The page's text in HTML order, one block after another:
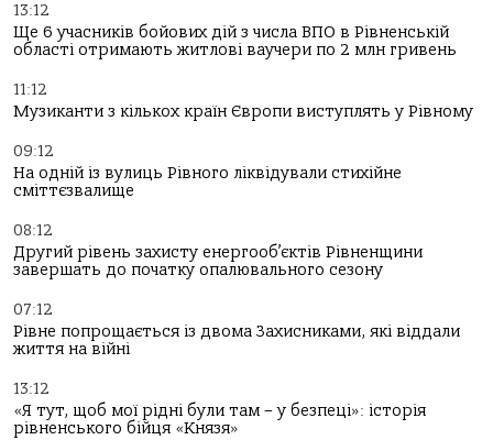
13:12
Ще 6 учасників бойових дій з числа ВПО в Рівненській
області отримають житлові ваучери по 2 млн гривень
11:12
Музиканти з кількох країн Європи виступлять у Рівному
09:12
На одній із вулиць Рівного ліквідували стихійне
сміттєзвалище
08:12
Другий рівень захисту енергооб’єктів Рівненщини
завершать до початку опалювального сезону
07:12
Рівне попрощається із двома Захисниками, які віддали
життя на війні
13:12
«Я тут, щоб мої рідні були там – у безпеці»: історія
рівненського бійця «Князя»